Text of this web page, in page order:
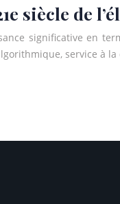
siècle de
significative en
service à